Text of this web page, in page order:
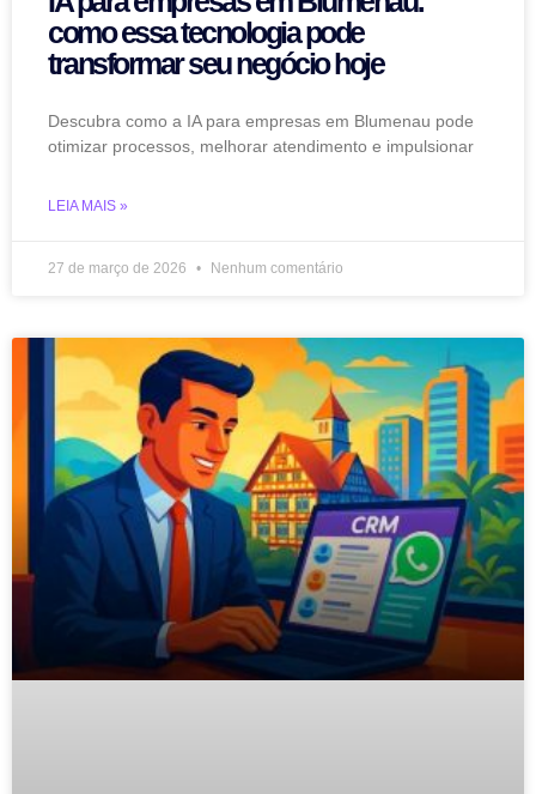
como essa tecnologia pode
transformar seu negócio hoje
Descubra como a IA para empresas em Blumenau pode
otimizar processos, melhorar atendimento e impulsionar
LEIA MAIS »
27 de março de 2026 Nenhum comentário